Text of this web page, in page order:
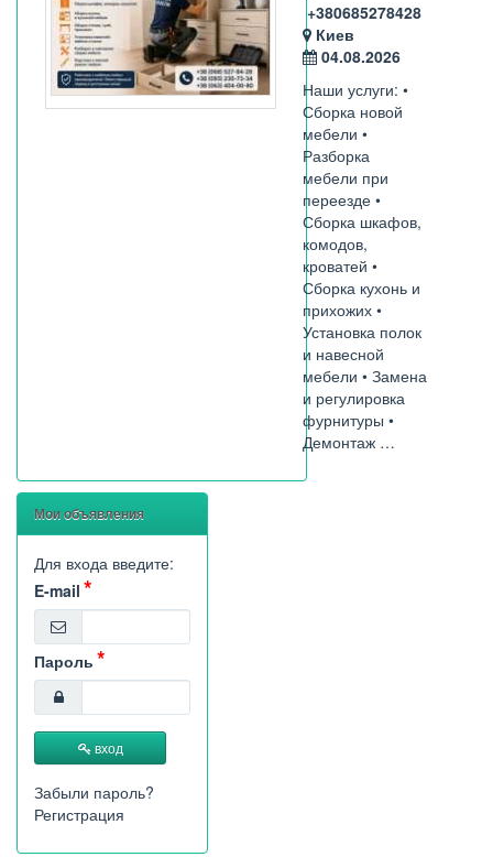
+380685278428
Киев
04.08.2026
Наши услуги: •
Сборка новой
мебели •
Разборка
мебели при
переезде •
Сборка шкафов,
комодов,
кроватей •
Сборка кухонь и
прихожих •
Установка полок
и навесной
мебели • Замена
и регулировка
фурнитуры •
Демонтаж …
Мои объявления
Для входа введите:
E-mail
Пароль
вход
Забыли пароль?
Регистрация